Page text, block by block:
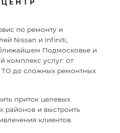
по ремонту и
Nissan и Infiniti,
Подмосковье и
комплекс услуг: от
ТО до сложных ремонтных
приток целевых
и выстроить
клиентов.